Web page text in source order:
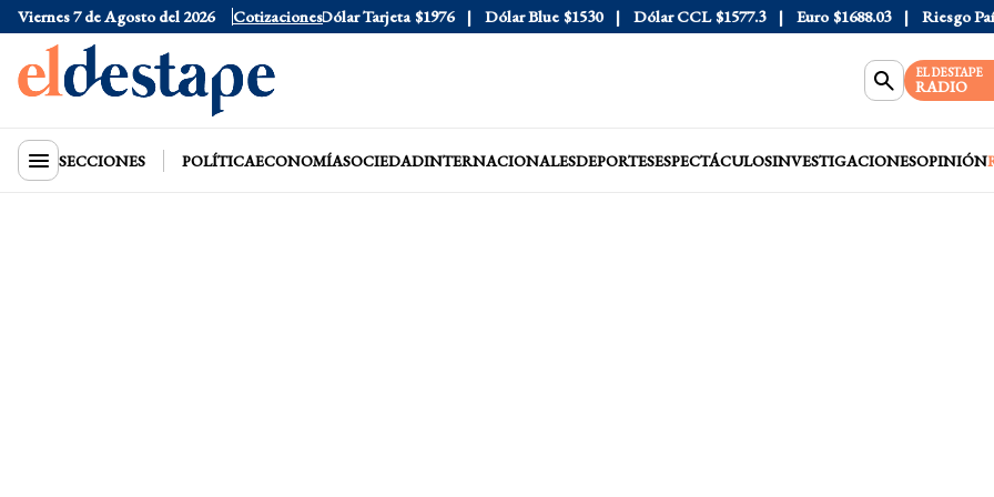
Viernes 7 de Agosto del 2026 Cotizaciones
Dólar Oficial $1520 Dólar Tarjeta $1976 Dólar Blue $1530 Dólar CCL $1577.3 Euro $1688.03 Riesgo País
EL DESTAPE
RADIO
SECCIONES POLÍTICAECONOMÍASOCIEDADINTERNACIONALESDEPORTESESPECTÁCULOSINVESTIGACIONESOPINIÓN